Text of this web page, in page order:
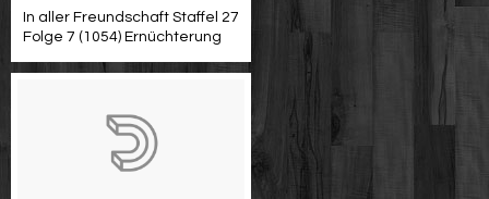
In aller Freundschaft Staffel 27
Folge 7 (1054) Ernüchterung